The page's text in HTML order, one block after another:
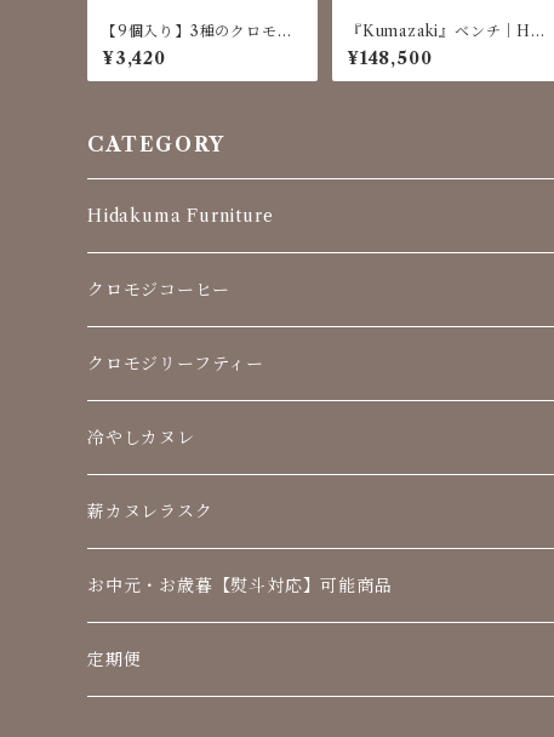
【9個入り】3種のクロモジ
コーヒー飲み比べセット
《ギフト／熨斗無料》
¥3,420
『Kumazaki』ベンチ｜Hid
akuma Furniture
¥148,500
CATEGORY
Hidakuma Furniture
クロモジコーヒー
クロモジリーフティー
冷やしカヌレ
薪カヌレラスク
お中元・お歳暮【熨斗対応】可能商品
定期便